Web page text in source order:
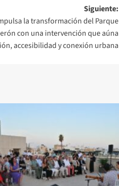
Siguiente:
la transformación del Parque
con una intervención que aúna
accesibilidad y conexión urbana